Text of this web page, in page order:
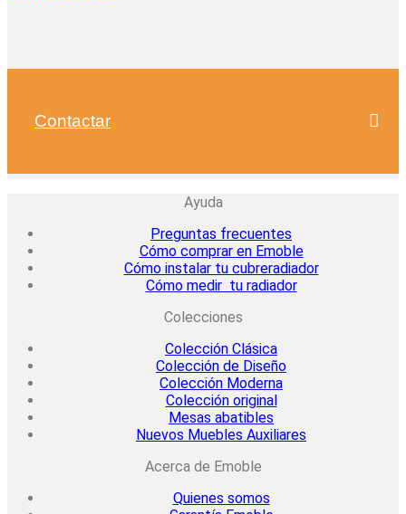
Contactar
Ayuda
Preguntas frecuentes
Cómo comprar en Emoble
Cómo instalar tu cubreradiador
Cómo medir tu radiador
Colecciones
Colección Clásica
Colección de Diseño
Colección Moderna
Colección original
Mesas abatibles
Nuevos Muebles Auxiliares
Acerca de Emoble
Quienes somos